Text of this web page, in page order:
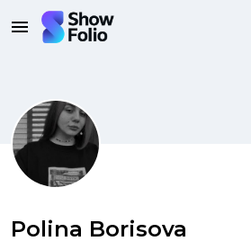
Polina Borisova